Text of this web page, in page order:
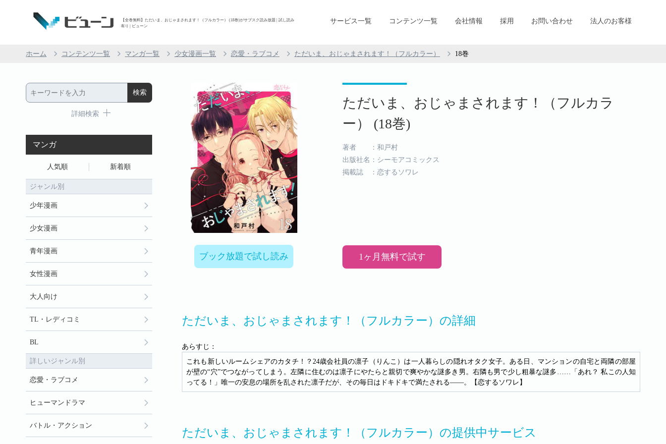
【全巻無料】ただいま、おじゃまされます！（フルカラー） (18巻)がサブスク読み放題 | 試し読み
有り | ビューン
サービス一覧 コンテンツ一覧 会社情報 採用 お問い合わせ 法人のお客様
ホーム コンテンツ一覧 マンガ一覧 少女漫画一覧 恋愛・ラブコメ ただいま、おじゃまされます！（フルカラー） 18巻
ブック放題で試し読み
ただいま、おじゃまされます！（フルカラ
ー） (18巻)
著者 ：和戸村
出版社名：シーモアコミックス
掲載誌 ：恋するソワレ
1ヶ月無料で試す
ただいま、おじゃまされます！（フルカラー）の詳細
あらすじ：
これも新しいルームシェアのカタチ！？24歳会社員の凛子（りんこ）は一人暮らしの隠れオタク女子。ある日、マンションの自宅と両隣の部屋
が壁の“穴”でつながってしまう。左隣に住むのは凛子にやたらと親切で爽やかな謎多き男。右隣も男で少し粗暴な謎多……「あれ？ 私この人知
ってる！」唯一の安息の場所を乱された凛子だが、その毎日はドキドキで満たされる――。【恋するソワレ】
ただいま、おじゃまされます！（フルカラー）の提供中サービス
詳細検索
マンガ
人気順 新着順
ジャンル別
少年漫画
少女漫画
青年漫画
女性漫画
大人向け
TL・レディコミ
BL
詳しいジャンル別
恋愛・ラブコメ
ヒューマンドラマ
バトル・アクション